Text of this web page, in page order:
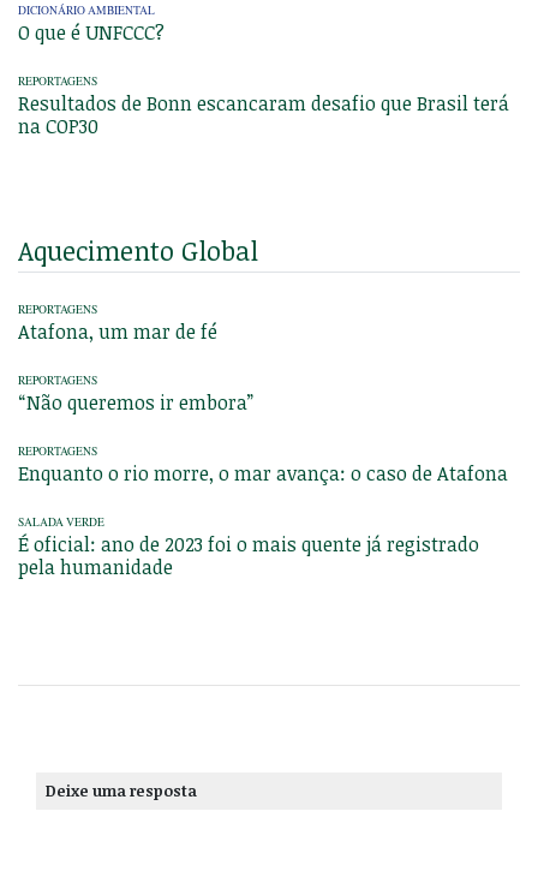
DICIONÁRIO AMBIENTAL
O que é UNFCCC?
REPORTAGENS
Resultados de Bonn escancaram desafio que Brasil terá
na COP30
Aquecimento Global
REPORTAGENS
Atafona, um mar de fé
REPORTAGENS
“Não queremos ir embora”
REPORTAGENS
Enquanto o rio morre, o mar avança: o caso de Atafona
SALADA VERDE
É oficial: ano de 2023 foi o mais quente já registrado
pela humanidade
Deixe uma resposta